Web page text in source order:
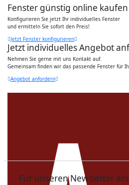
Fenster günstig online kaufen
Konfigurieren Sie jetzt Ihr individuelles Fenster
und ermitteln Sie sofort den Preis!
Jetzt Fenster konfigurieren
Jetzt individuelles Angebot
Nehmen Sie gerne mit uns Kontakt auf.
Gemeinsam finden wir das passende Fenster für
Angebot anfordern
Für unseren Newsletter